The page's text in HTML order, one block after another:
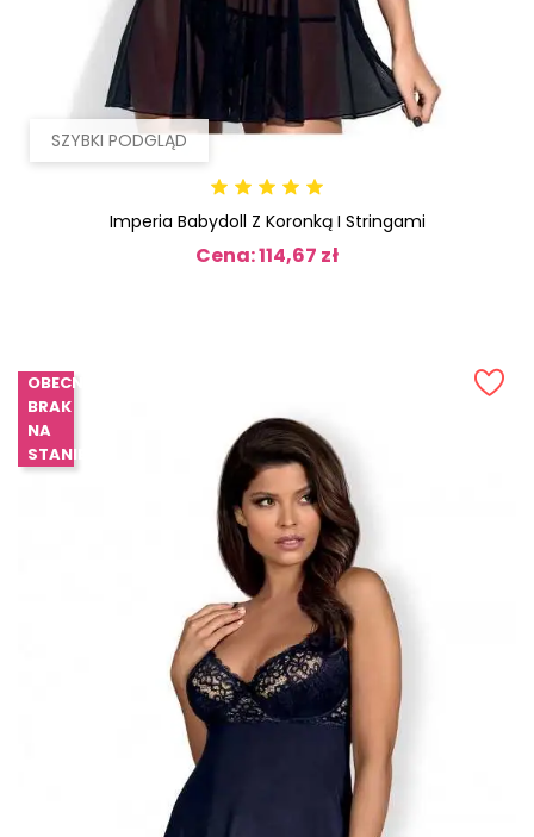
SZYBKI PODGLĄD
Imperia Babydoll Z Koronką I Stringami
Cena: 114,67 zł
OBECNIE
BRAK
NA
STANIE